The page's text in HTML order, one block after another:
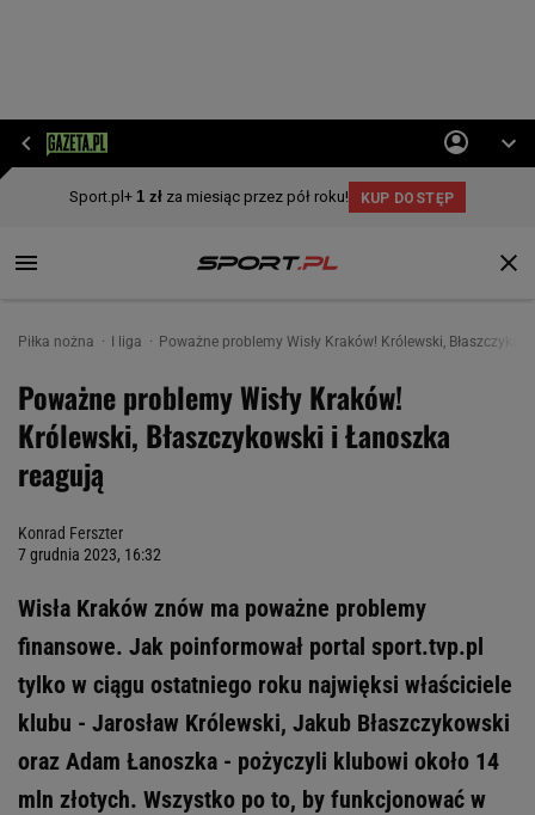
Piłka nożna I liga Poważne problemy Wisły Kraków! Królewski,
Poważne problemy Wisły Kraków!
Królewski, Błaszczykowski i Łanoszka
reagują
Konrad Ferszter
7 grudnia 2023, 16:32
Wisła Kraków znów ma poważne problemy
finansowe. Jak poinformował portal sport.tvp.pl
tylko w ciągu ostatniego roku najwięksi właściciele
klubu - Jarosław Królewski, Jakub Błaszczykowski
oraz Adam Łanoszka - pożyczyli klubowi około 14
mln złotych. Wszystko po to, by funkcjonować w